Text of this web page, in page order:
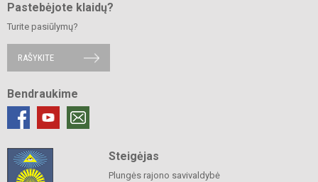
Pastebėjote klaidų?
Turite pasiūlymų?
RAŠYKITE
Bendraukime
Steigėjas
Plungės rajono savivaldybė